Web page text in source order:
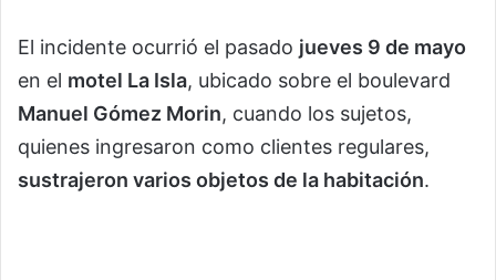
El incidente ocurrió el pasado jueves 9 de mayo
en el motel La Isla, ubicado sobre el boulevard
Manuel Gómez Morin, cuando los sujetos,
quienes ingresaron como clientes regulares,
sustrajeron varios objetos de la habitación.